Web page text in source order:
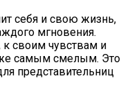
себя и свою жизнь,
мгновения.
к своим чувствам и
самым смелым. Это
представительниц